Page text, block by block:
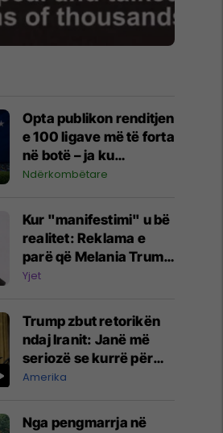
Opta publikon renditjen
e 100 ligave më të forta
në botë – ja ku
pozicionohet Kosova
Ndërkombëtare
Kur "manifestimi" u bë
realitet: Reklama e
parë që Melania Trump
realizoi në vitin 1993 e
Parë e ShBA-së
Yjet
Trump zbut retorikën
ndaj Iranit: Janë më
seriozë se kurrë për
negociatat
Amerika
Nga pengmarrja në